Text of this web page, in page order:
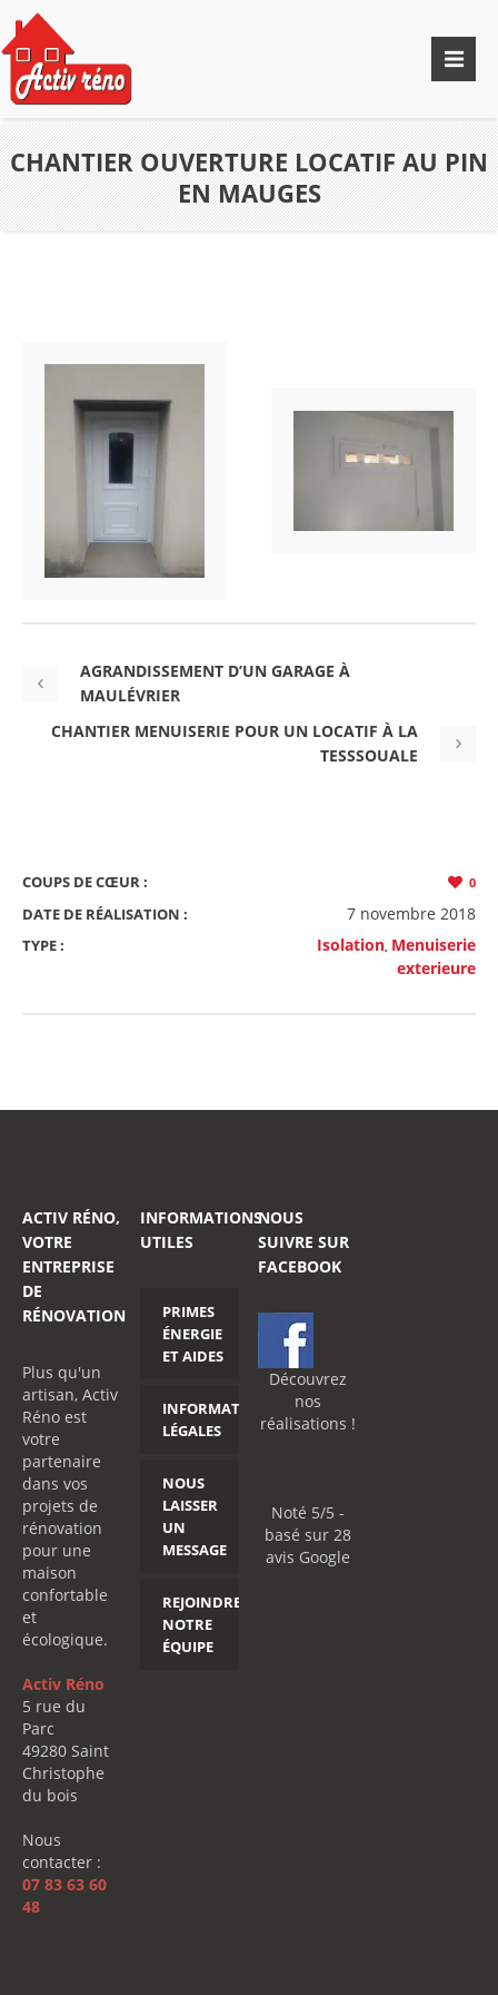
CHANTIER OUVERTURE LOCATIF AU PIN
EN MAUGES
AGRANDISSEMENT D’UN GARAGE À
MAULÉVRIER
CHANTIER MENUISERIE POUR UN LOCATIF À LA
TESSSOUALE
COUPS DE CŒUR : 0
DATE DE RÉALISATION : 7 novembre 2018
TYPE : Isolation, Menuiserie
exterieure
ACTIV RÉNO,
VOTRE
ENTREPRISE
DE
RÉNOVATION
Plus qu'un
artisan, Activ
Réno est
votre
partenaire
dans vos
projets de
rénovation
pour une
maison
confortable
et
écologique.
Activ Réno
5 rue du
Parc
49280 Saint
Christophe
du bois
Nous
contacter :
07 83 63 60
48
INFORMATIONS
UTILES
PRIMES
ÉNERGIE
ET AIDES
INFORMATIONS
LÉGALES
NOUS
LAISSER
UN
MESSAGE
REJOINDRE
NOTRE
ÉQUIPE
NOUS
SUIVRE SUR
FACEBOOK
Découvrez
nos
réalisations !
Noté 5/5 -
basé sur 28
avis Google